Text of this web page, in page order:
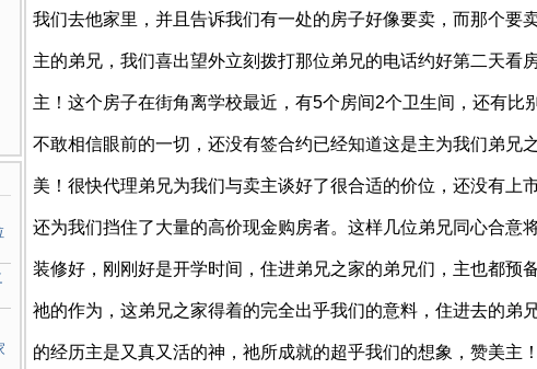
我们去他家里，并且告诉我们有一处的房子好像要卖，而那个要
主的弟兄，我们喜出望外立刻拨打那位弟兄的电话约好第二天看
主！这个房子在街角离学校最近，有5个房间2个卫生间，还有比
不敢相信眼前的一切，还没有签合约已经知道这是主为我们弟兄
美！很快代理弟兄为我们与卖主谈好了很合适的价位，还没有上
还为我们挡住了大量的高价现金购房者。这样几位弟兄同心合意
装修好，刚刚好是开学时间，住进弟兄之家的弟兄们，主也都预
祂的作为，这弟兄之家得着的完全出乎我们的意料，住进去的弟
的经历主是又真又活的神，祂所成就的超乎我们的想象，赞美主！